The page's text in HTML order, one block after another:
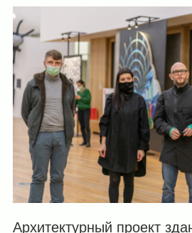
Архитектурный проект